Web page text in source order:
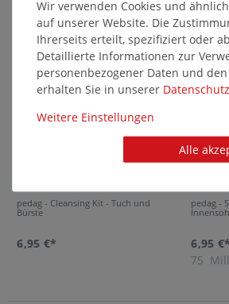
Passende Pflegemittel und
14640
pedag - Cleansing Kit - Tuch und
Bürste
6,95 €*
pedag -
6,95 €*
75
Wir verwenden Cookies und
auf unserer Website. Die
Ihrerseits erteilt, spezifiziert oder
Detaillierte Informationen zur
personenbezogener Daten und
erhalten Sie in unserer
Weitere Einstellungen
Alle